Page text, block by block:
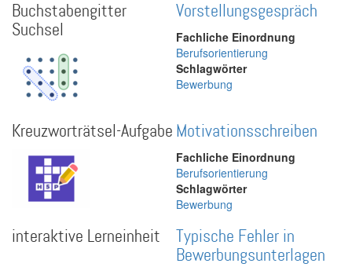
Buchstabengitter
Suchsel
Vorstellungsgespräch
Fachliche Einordnung
Berufsorientierung
Schlagwörter
Bewerbung
Kreuzworträtsel-Aufgabe Motivationsschreiben
Fachliche Einordnung
Berufsorientierung
Schlagwörter
Bewerbung
interaktive Lerneinheit
Typische Fehler in
Bewerbungsunterlagen